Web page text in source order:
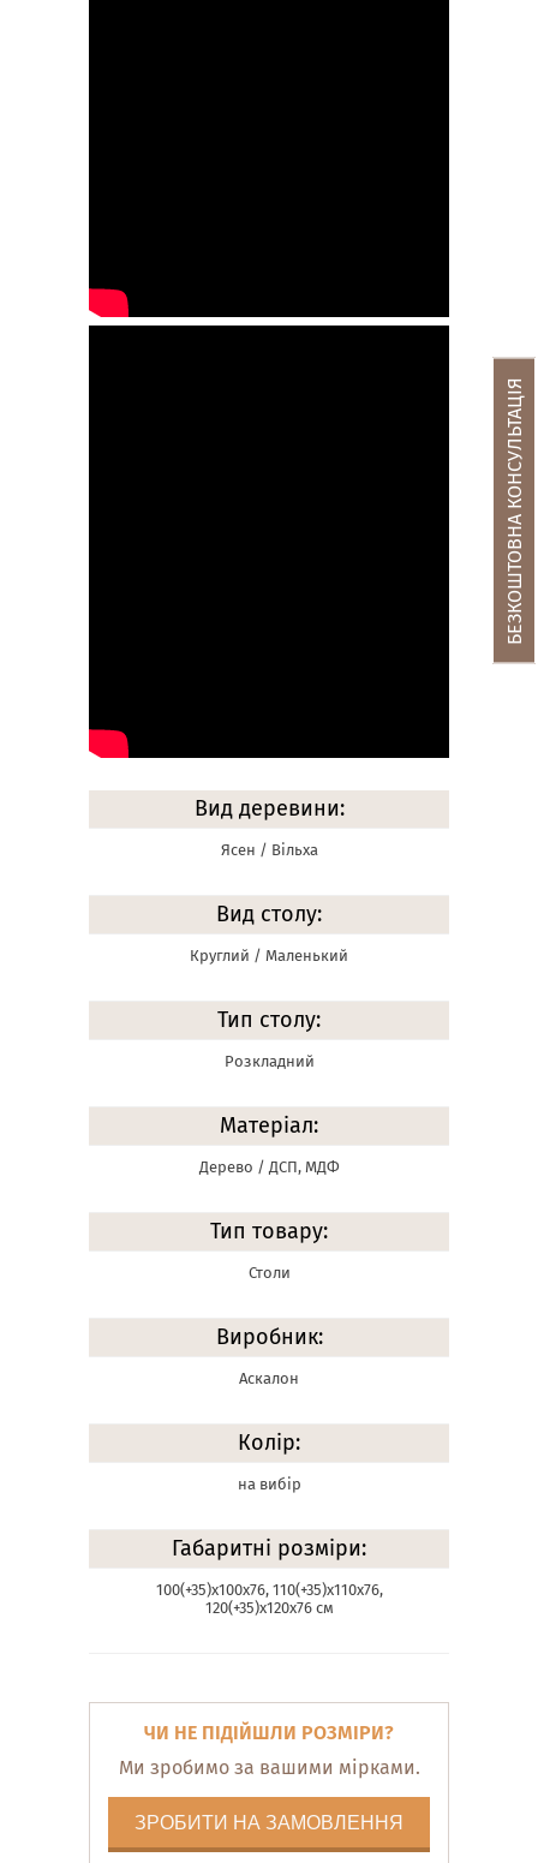
Вид деревини:
Ясен / Вільха
Вид столу:
Круглий / Маленький
Тип столу:
Розкладний
Матеріал:
Дерево / ДСП, МДФ
Тип товару:
Столи
Виробник:
Аскалон
Колір:
на вибір
Габаритні розміри:
100(+35)х100х76, 110(+35)х110х76,
120(+35)х120х76 см
ЧИ НЕ ПІДІЙШЛИ РОЗМІРИ?
Ми зробимо за вашими мірками.
ЗРОБИТИ НА ЗАМОВЛЕННЯ
БЕЗКОШТОВНА КОНСУЛЬТАЦІЯ